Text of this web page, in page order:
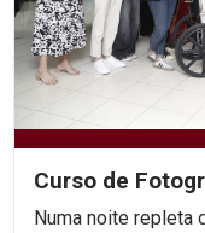
Curso de
Numa noite repleta